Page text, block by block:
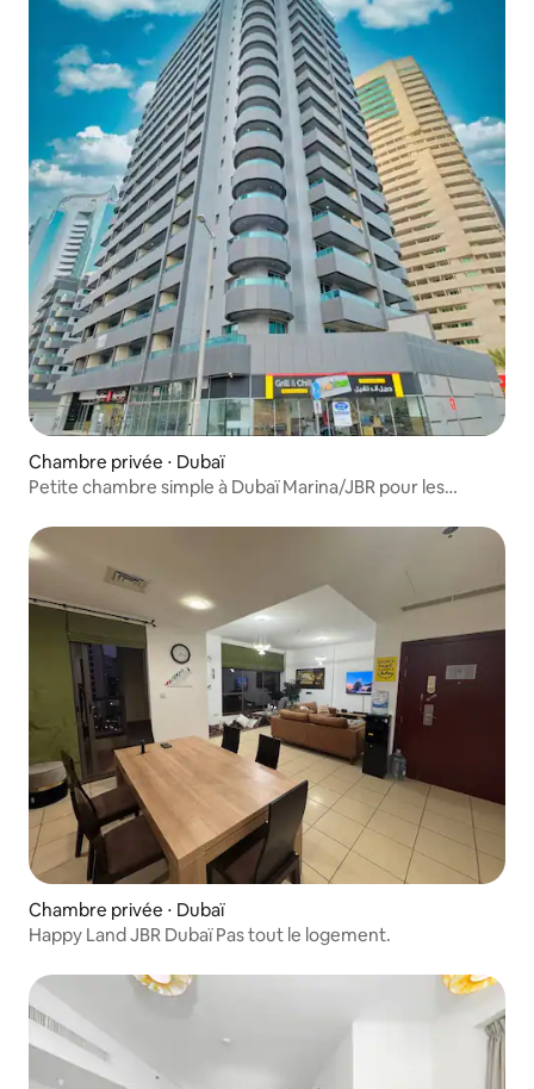
Chambre privée ⋅ Dubaï
Petite chambre simple à Dubaï Marina/JBR pour les
Chambre privée ⋅ Dubaï
Happy Land JBR Dubaï Pas tout le logement.